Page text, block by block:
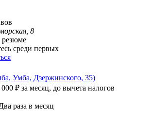
8
среди первых
Умба, Дзержинского, 35)
000 ₽ за месяц, до вычета налогов
раза в месяц